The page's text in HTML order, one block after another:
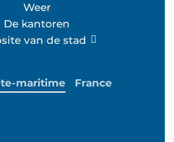
Weer
De kantoren
van de stad
maritime France